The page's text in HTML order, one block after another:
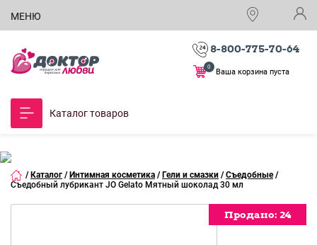
МЕНЮ
8-800-775-70-64
Ваша корзина пуста
0
Каталог товаров
/ Каталог / Интимная косметика / Гели и смазки / Съедобные /
Съедобный лубрикант JO Gelato Мятный шоколад 30 мл
Продано: 24
Продано: 24
Продано: 24
Продано: 24
Продано: 24
Продано: 24